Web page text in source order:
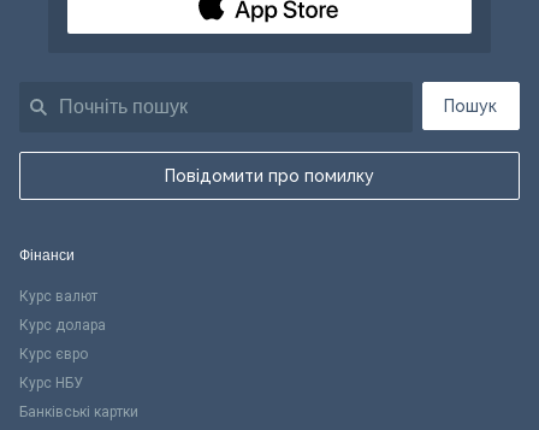
Пошук
Повідомити про помилку
Фінанси
Курс валют
Курс долара
Курс євро
Курс НБУ
Банківські картки